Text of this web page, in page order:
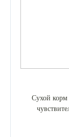
Сухой корм